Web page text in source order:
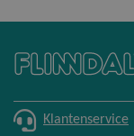
Klantenservice